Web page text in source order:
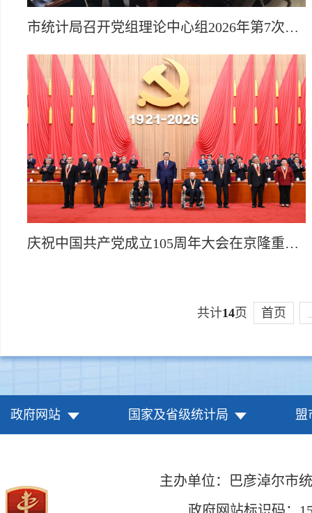
市统计局召开党组理论中心组2026年第7次（扩大）学习会议
庆祝中国共产党成立105周年大会在京隆重举行
共计14页 首页
政府网站 国家及省级统计局 盟
主办单位：巴彦淖尔市